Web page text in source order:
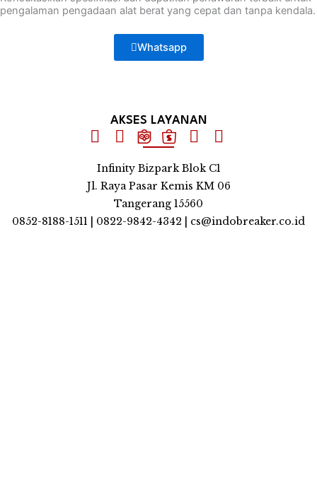
pengalaman pengadaan alat berat yang cepat dan tanpa kendala.
Whatsapp
AKSES LAYANAN
Infinity Bizpark Blok C1
Jl. Raya Pasar Kemis KM 06
Tangerang 15560
0852-8188-1511 | 0822-9842-4342 | cs@indobreaker.co.id